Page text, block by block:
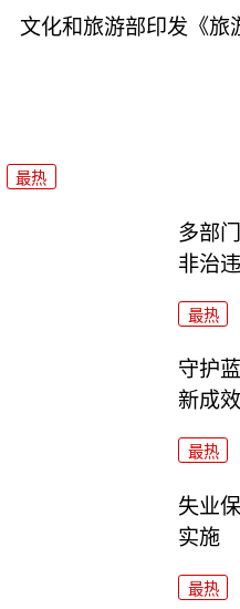
文化和旅游部印发《旅
最热
多部
非治
最热
守护
新成效
最热
失业
实施
最热